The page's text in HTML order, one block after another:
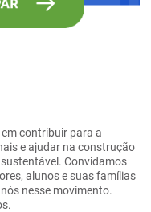
contribuir para a
e ajudar na construção
Convidamos
alunos e suas famílias
nesse movimento.